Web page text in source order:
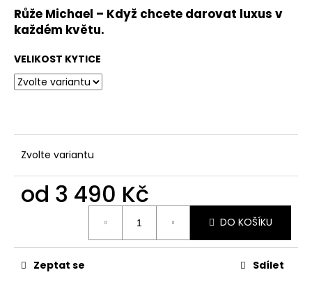
Růže Michael – Když chcete darovat luxus v
každém květu.
VELIKOST KYTICE
Zvolte variantu
od 3 490 Kč
DO KOŠÍKU
Zeptat se Sdílet